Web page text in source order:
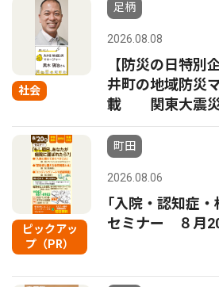
社会
足柄
2026.08.08
【防災の日特
井町の地域防災
載 関東大震災
ピックアッ
プ（PR）
町田
2026.08.06
｢入院・認知症
セミナー ８月